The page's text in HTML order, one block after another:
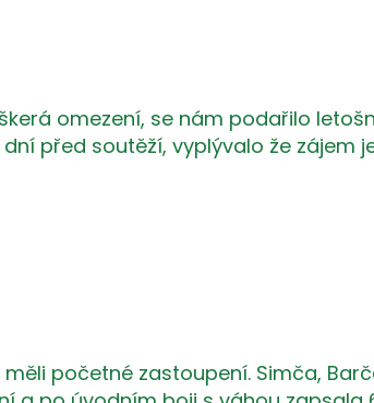
omezení, se nám podařilo
před soutěží, vyplývalo že zájem
početné zastoupení. Simča,